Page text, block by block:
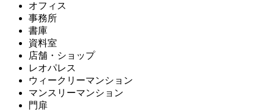
オフィス
事務所
書庫
資料室
店舗・ショップ
レオパレス
ウィークリーマンション
マンスリーマンション
門扉